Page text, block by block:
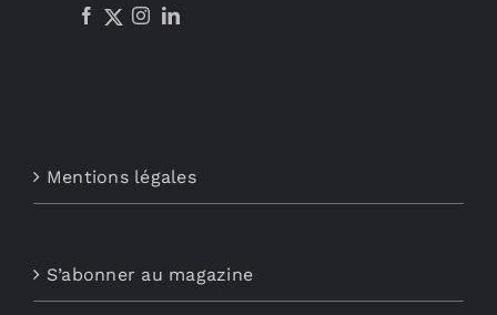
Mentions légales
S’abonner au magazine